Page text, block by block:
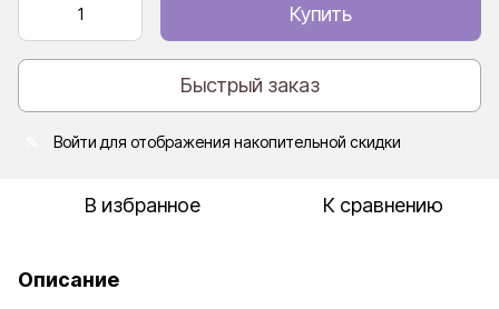
Купить
Быстрый заказ
Войти для отображения накопительной скидки
В избранное К сравнению
Описание